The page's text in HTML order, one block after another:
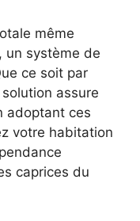
même
un système de
ce soit par
assure
adoptant ces
votre habitation
caprices du